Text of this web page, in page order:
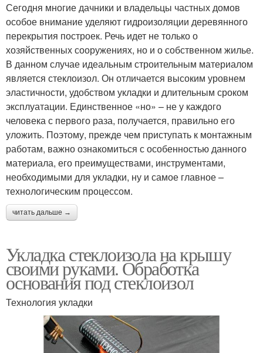
Сегодня многие дачники и владельцы частных домов
особое внимание уделяют гидроизоляции деревянного
перекрытия построек. Речь идет не только о
хозяйственных сооружениях, но и о собственном жилье.
В данном случае идеальным строительным материалом
является стеклоизол. Он отличается высоким уровнем
эластичности, удобством укладки и длительным сроком
эксплуатации. Единственное «но» – не у каждого
человека с первого раза, получается, правильно его
уложить. Поэтому, прежде чем приступать к монтажным
работам, важно ознакомиться с особенностью данного
материала, его преимуществами, инструментами,
необходимыми для укладки, ну и самое главное –
технологическим процессом.
читать дальше →
Укладка стеклоизола на крышу
своими руками. Обработка
основания под стеклоизол
Технология укладки